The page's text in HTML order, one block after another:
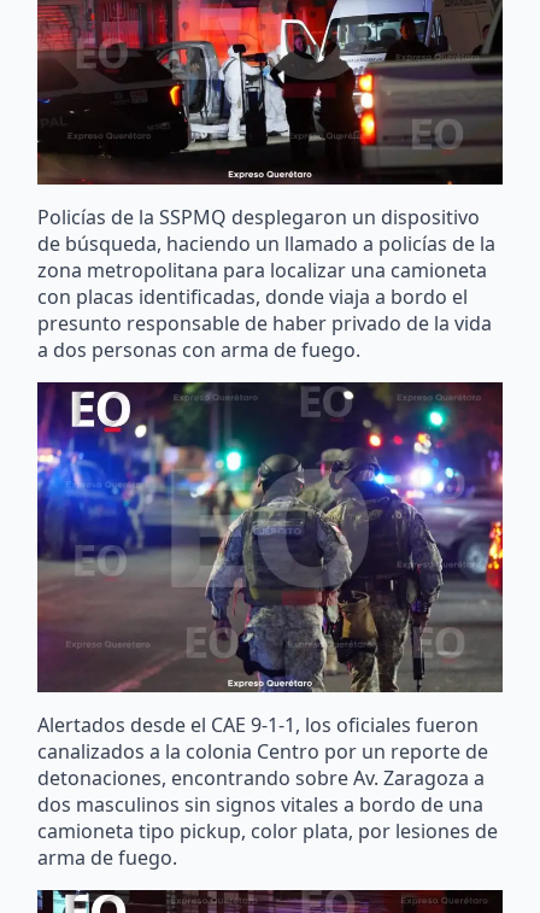
Policías de la SSPMQ desplegaron un dispositivo
de búsqueda, haciendo un llamado a policías de la
zona metropolitana para localizar una camioneta
con placas identificadas, donde viaja a bordo el
presunto responsable de haber privado de la vida
a dos personas con arma de fuego.
Alertados desde el CAE 9-1-1, los oficiales fueron
canalizados a la colonia Centro por un reporte de
detonaciones, encontrando sobre Av. Zaragoza a
dos masculinos sin signos vitales a bordo de una
camioneta tipo pickup, color plata, por lesiones de
arma de fuego.